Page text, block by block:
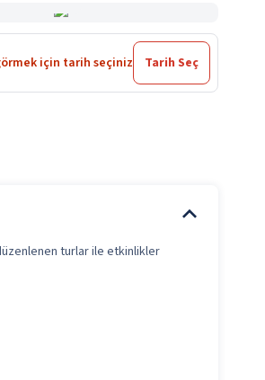
için tarih seçiniz Tarih Seç
turlar ile etkinlikler